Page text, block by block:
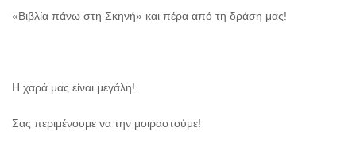
«Βιβλία πάνω στη Σκηνή» και πέρα από τη δράση μας!
Η χαρά μας είναι μεγάλη!
Σας περιμένουμε να την μοιραστούμε!